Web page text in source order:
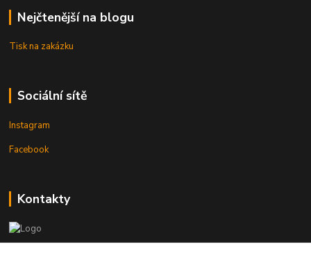
Nejčtenější na blogu
Tisk na zakázku
Sociální sítě
Instagram
Facebook
Kontakty